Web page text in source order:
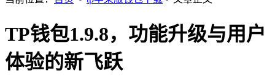
TP钱包1.9.8，功能升级与用户
体验的新飞跃